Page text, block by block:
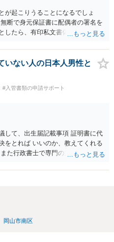
が起こりうることになるでしょ
断で身元保証書に配偶者の署名を
したら、有印私文書偽造・同行使
いない人の日本人男性と
#入管書類の申請サポート
して、出生届記載事項 証明書に代
をとれば いいのか、教えてくれる
た行政書士で専門の方がいそうな
岡山市南区